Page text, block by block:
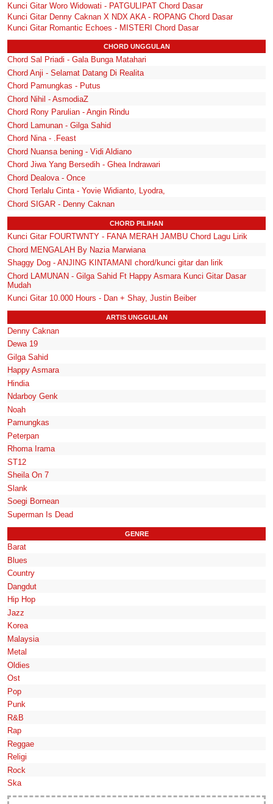
Kunci Gitar Woro Widowati - PATGULIPAT Chord Dasar
Kunci Gitar Denny Caknan X NDX AKA - ROPANG Chord Dasar
Kunci Gitar Romantic Echoes - MISTERI Chord Dasar
CHORD UNGGULAN
Chord Sal Priadi - Gala Bunga Matahari
Chord Anji - Selamat Datang Di Realita
Chord Pamungkas - Putus
Chord Nihil - AsmodiaZ
Chord Rony Parulian - Angin Rindu
Chord Lamunan - Gilga Sahid
Chord Nina - .Feast
Chord Nuansa bening - Vidi Aldiano
Chord Jiwa Yang Bersedih - Ghea Indrawari
Chord Dealova - Once
Chord Terlalu Cinta - Yovie Widianto, Lyodra,
Chord SIGAR - Denny Caknan
CHORD PILIHAN
Kunci Gitar FOURTWNTY - FANA MERAH JAMBU Chord Lagu Lirik
Chord MENGALAH By Nazia Marwiana
Shaggy Dog - ANJING KINTAMANI chord/kunci gitar dan lirik
Chord LAMUNAN - Gilga Sahid Ft Happy Asmara Kunci Gitar Dasar
Mudah
Kunci Gitar 10.000 Hours - Dan + Shay, Justin Beiber
ARTIS UNGGULAN
Denny Caknan
Dewa 19
Gilga Sahid
Happy Asmara
Hindia
Ndarboy Genk
Noah
Pamungkas
Peterpan
Rhoma Irama
ST12
Sheila On 7
Slank
Soegi Bornean
Superman Is Dead
GENRE
Barat
Blues
Country
Dangdut
Hip Hop
Jazz
Korea
Malaysia
Metal
Oldies
Ost
Pop
Punk
R&B
Rap
Reggae
Religi
Rock
Ska